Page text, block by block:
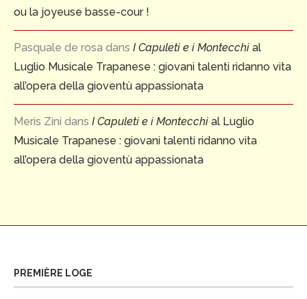
ou la joyeuse basse-cour !
Pasquale de rosa dans I Capuleti e i Montecchi al
Luglio Musicale Trapanese : giovani talenti ridanno vita
all’opera della gioventù appassionata
Meris Zini dans I Capuleti e i Montecchi al Luglio
Musicale Trapanese : giovani talenti ridanno vita
all’opera della gioventù appassionata
PREMIÈRE LOGE